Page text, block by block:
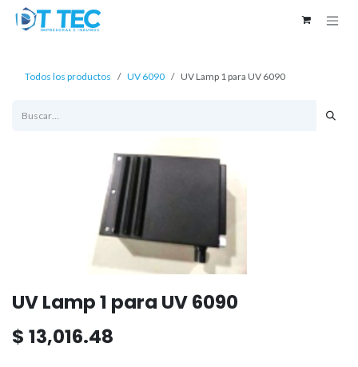
Ir al contenido
Todos los productos UV 6090 UV Lamp 1 para UV 6090
UV Lamp 1 para UV 6090
$ 13,016.48